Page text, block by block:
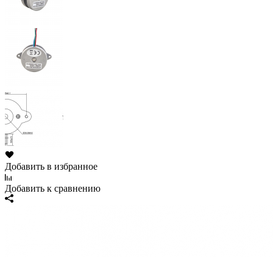
Добавить в избранное
Добавить к сравнению